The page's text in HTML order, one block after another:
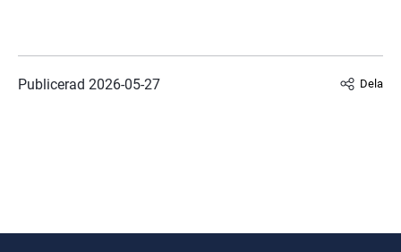
Publicerad 2026-05-27 Dela